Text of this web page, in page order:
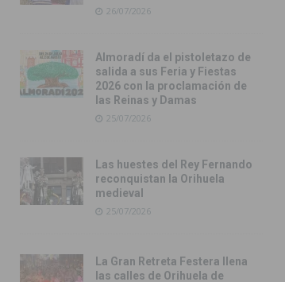
26/07/2026
Almoradí da el pistoletazo de
salida a sus Feria y Fiestas
2026 con la proclamación de
las Reinas y Damas
25/07/2026
Las huestes del Rey Fernando
reconquistan la Orihuela
medieval
25/07/2026
La Gran Retreta Festera llena
las calles de Orihuela de